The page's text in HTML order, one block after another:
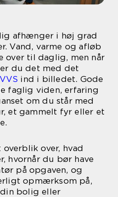
afhænger i høj grad
Vand, varme og afløb
over til daglig, men når
du det med det
VVS ind i billedet. Gode
faglig viden, erfaring
om du står med
et gammelt fyr eller et
over, hvad
hvornår du bør have
på opgaven, og
opmærksom på,
bolig eller